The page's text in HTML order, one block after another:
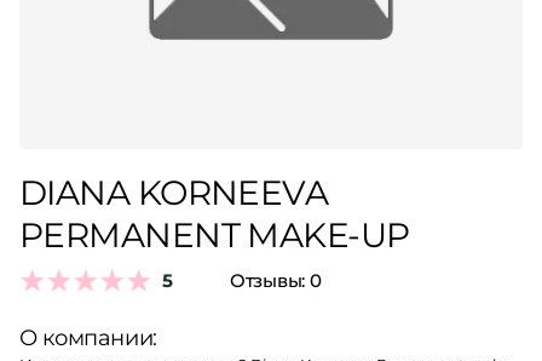
DIANA KORNEEVA
PERMANENT MAKE-UP
5 Отзывы: 0
О компании: